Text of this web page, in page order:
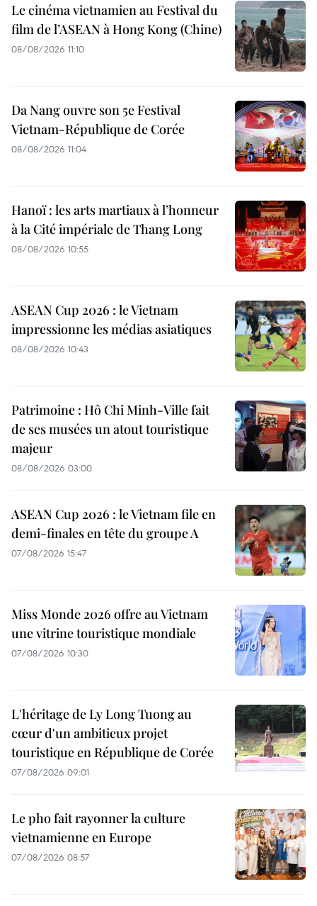
Le cinéma vietnamien au Festival du
film de l’ASEAN à Hong Kong (Chine)
08/08/2026 11:10
Da Nang ouvre son 5e Festival
Vietnam-République de Corée
08/08/2026 11:04
Hanoï : les arts martiaux à l’honneur
à la Cité impériale de Thang Long
08/08/2026 10:55
ASEAN Cup 2026 : le Vietnam
impressionne les médias asiatiques
08/08/2026 10:43
Patrimoine : Hô Chi Minh-Ville fait
de ses musées un atout touristique
majeur
08/08/2026 03:00
ASEAN Cup 2026 : le Vietnam file en
demi-finales en tête du groupe A
07/08/2026 15:47
Miss Monde 2026 offre au Vietnam
une vitrine touristique mondiale
07/08/2026 10:30
L'héritage de Ly Long Tuong au
cœur d'un ambitieux projet
touristique en République de Corée
07/08/2026 09:01
Le pho fait rayonner la culture
vietnamienne en Europe
07/08/2026 08:57